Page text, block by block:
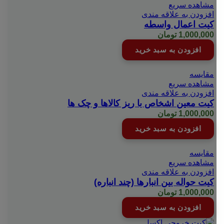
مشاهده سریع
افزودن به علاقه مندی
کيت اعمال واسطه
1,000,000 تومان
افزودن به سبد خرید
مقایسه
مشاهده سریع
افزودن به علاقه مندی
کيت معين اشخاص با ريز کالاها و چک ها
1,000,000 تومان
افزودن به سبد خرید
مقایسه
مشاهده سریع
افزودن به علاقه مندی
کیت حواله بین انبارها (چند انباره)
1,000,000 تومان
افزودن به سبد خرید